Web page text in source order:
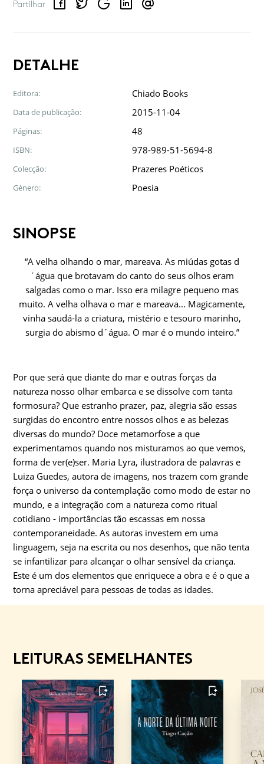
Partilhar
DETALHE
Editora: Chiado Books
Data de publicação: 2015-11-04
Páginas: 48
ISBN: 978-989-51-5694-8
Colecção: Prazeres Poéticos
Género: Poesia
SINOPSE
“A velha olhando o mar, mareava. As miúdas gotas d
´água que brotavam do canto do seus olhos eram
salgadas como o mar. Isso era milagre pequeno mas
muito. A velha olhava o mar e mareava... Magicamente,
vinha saudá-la a criatura, mistério e tesouro marinho,
surgia do abismo d´água. O mar é o mundo inteiro.”
Por que será que diante do mar e outras forças da
natureza nosso olhar embarca e se dissolve com tanta
formosura? Que estranho prazer, paz, alegria são essas
surgidas do encontro entre nossos olhos e as belezas
diversas do mundo? Doce metamorfose a que
experimentamos quando nos misturamos ao que vemos,
forma de ver(e)ser. Maria Lyra, ilustradora de palavras e
Luiza Guedes, autora de imagens, nos trazem com grande
força o universo da contemplação como modo de estar no
mundo, e a integração com a natureza como ritual
cotidiano - importâncias tão escassas em nossa
contemporaneidade. As autoras investem em uma
linguagem, seja na escrita ou nos desenhos, que não tenta
se infantilizar para alcançar o olhar sensível da criança.
Este é um dos elementos que enriquece a obra e é o que a
torna apreciável para pessoas de todas as idades.
LEITURAS SEMELHANTES
FAVORITO FAVORITO